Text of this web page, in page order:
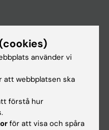
använder vi
att webbplatsen ska
förstå hur
för att visa och spåra